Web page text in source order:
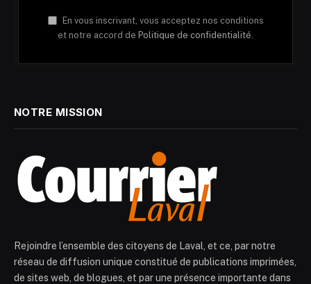
En vous inscrivant, vous acceptez nos conditions
et notre accord de Politique de confidentialité.
NOTRE MISSION
Rejoindre l’ensemble des citoyens de Laval, et ce, par notre
réseau de diffusion unique constitué de publications imprimées,
de sites web, de blogues, et par une présence importante dans